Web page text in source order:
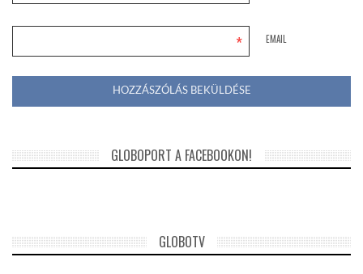
EMAIL
*
GLOBOPORT A FACEBOOKON!
GLOBOTV